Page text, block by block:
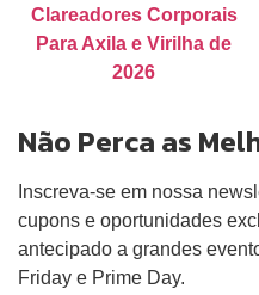
Clareadores Corporais
Para Axila e Virilha de
2026
Não Perca as
Inscreva-se em nossa
cupons e oportunidades
antecipado a grandes
Friday e Prime Day.